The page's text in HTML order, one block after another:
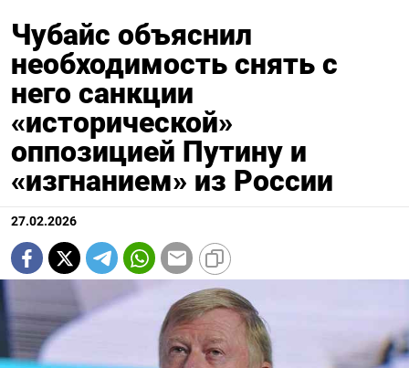
Чубайс объяснил
необходимость снять с
него санкции
«исторической»
оппозицией Путину и
«изгнанием» из России
27.02.2026